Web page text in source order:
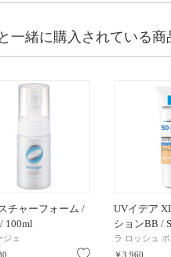
一緒に購入されている商
チャーフォーム /
100ml
ジェ
UVイデア
ションBB /
PA++++ / 02
30ml
ラ ロッシュ
￥3,960